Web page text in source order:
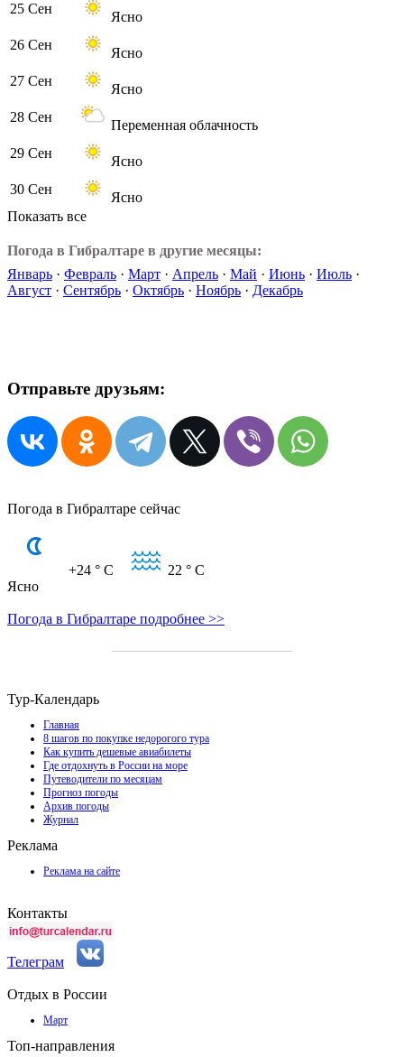
25 Сен
Ясно
26 Сен
Ясно
27 Сен
Ясно
28 Сен
Переменная облачность
29 Сен
Ясно
30 Сен
Ясно
Показать все
Погода в Гибралтаре в другие месяцы:
Январь · Февраль · Март · Апрель · Май · Июнь · Июль ·
Август · Сентябрь · Октябрь · Ноябрь · Декабрь
Отправьте друзьям:
Погода в Гибралтаре сейчас
+24 ° C 22 ° C
Ясно
Погода в Гибралтаре подробнее >>
Тур-Календарь
Главная
8 шагов по покупке недорогого тура
Как купить дешевые авиабилеты
Где отдохнуть в России на море
Путеводители по месяцам
Прогноз погоды
Архив погоды
Журнал
Реклама
Реклама на сайте
Контакты
Телеграм
Отдых в России
Март
Топ-направления